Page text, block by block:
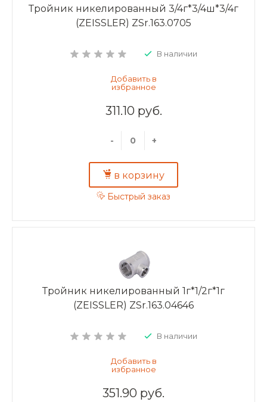
Тройник никелированный 3/4г*3/4ш*3/4г
(ZEISSLER) ZSr.163.0705
В наличии
311.10 руб.
- +
в корзину
Быстрый заказ
Тройник никелированный 1г*1/2г*1г
(ZEISSLER) ZSr.163.04646
В наличии
351.90 руб.